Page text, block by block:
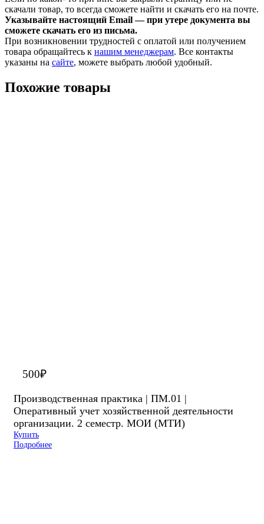
скачали товар, то всегда сможете найти и скачать его на почте.
Указывайте настоящий Email — при утере документа вы
сможете скачать его из письма.
При возникновении трудностей с оплатой или получением
товара обращайтесь к нашим менеджерам. Все контакты
указаны на сайте, можете выбрать любой удобный.
Похожие товары
500₽
Производственная практика | ПМ.01 |
Оперативный учет хозяйственной деятельности
организации. 2 семестр. МОИ (МТИ)
Купить
Подробнее